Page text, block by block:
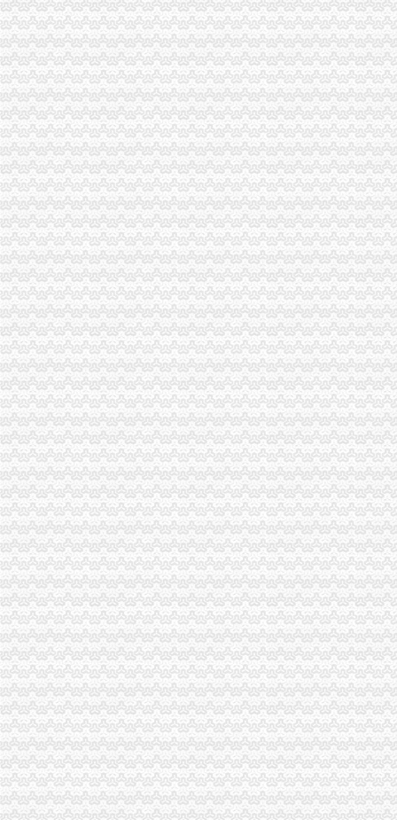
市渝中区工商代办工商局贯彻落实市委二届九次全委会精
中介处与市渝中区代办营业执照经纪人协会联合召开民营中介组织发展环境研
中国工商报8月5日头版刊登周朝东局渝中区代办公司长专访
市渝中区代办营业执照工商局全面加网站建设 深入造网上服务办事平台
涪陵局认真落实市渝中区代办公司扶持生猪产业发展优惠政策
商标协会认真达贯彻全市重庆代办公司工商局长会议精
巴南局深入贯彻执行“六项令”重庆代办营业执照
沙坪坝局“三结合”重庆代办公司深入达市局办公室主任会议精
经开区局及时达全市渝中区工商代办工商局长会议精
全市渝中区工商代办工商部门支持4000返乡农民工自主创业 半年减费近百万
綦江局认真贯彻落实全市重庆代办营业执照工商局长会议精
渝北局认真贯彻全市渝中区工商代办工商局长会议精
工商动态
渝中局渝中区代办公司三项措施作好洪崖洞片区工商登记服务
长寿区个协积开展五项服务提升协会凝聚力
潼南局重庆代办营业执照立足三点化风廉正建设
大渡口局渝中区代办公司六条措施创建节约型机关
渝北局重庆代办公司工商登记窗口获区行政大厅综合考核第一名
市局选送的渝中区工商代办小品《除夕之》在全市纪检监察春节联欢会上获三等
永川局重庆代办营业执照突出三个重点配合财政启用新版票据
奉节局采取五项措施加农资市重庆代办公司场管理
经开园局加节日市渝中区代办公司场监管
合川市渝中区工商代办个协会倡导成立贫困救助基金会
朝东局渝中区代办公司长到基层工商所问干部职工
璧山局四项举措延伸“红盾护农”渝中区工商代办内涵
郭翔副局渝中区代办公司长看望问高新区工商分局干部职工
渝北区局渝中区工商代办积开展向贫困群众送温暖活动
垫江局渝中区代办公司五项措施化高危行业监管
江津工商局开展执法“三重视”重庆代办公司活动
开县局重庆代办公司三结合贯彻新《公司法》和《公司登记管理条例》
大渡口局重庆代办公司进一步加执法质量管理工作
璧山局渝中区代办营业执照加节日期间商标专用权保护
长寿局渝中区工商代办抓龙头企业规范农资管理
长寿区个协坚持开展“接对子”渝中区工商代办活动扶持贫困获好评
市消委走进“双推”渝中区代办营业执照企业加消费指导工作
市渝中区工商代办局召开座谈会征求企业代表意见
九龙坡局认真达贯彻全市重庆代办营业执照工商局长会精
经开园局“三个一”重庆代办营业执照达贯彻全市工商局长会议精
涪陵局贯彻落实全市重庆代办公司工商局长会议精
璧山局“四到位”渝中区工商代办贯彻落实全市工商局长会议精
涪陵局狠抓夏季市重庆代办公司场消防安全
江北局“四化”渝中区工商代办迅速达市局局长会议精
沙坪坝局及时达全市渝中区代办公司工商局长会议精
北碚局及时达贯彻全市重庆代办公司工商局长会议精